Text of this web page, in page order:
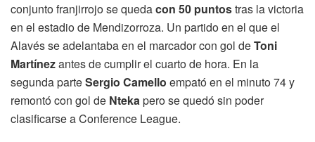
conjunto franjirrojo se quedacon 50 puntostras la victoria
en el estadio de Mendizorroza. Un partido en el que el
Alavés se adelantaba en el marcador con gol deToni
Martínezantes de cumplir el cuarto de hora. En la
segunda parteSergio Camello empató en el minuto 74 y
remontó con gol de Ntekapero se quedó sin poder
clasificarse a Conference League.